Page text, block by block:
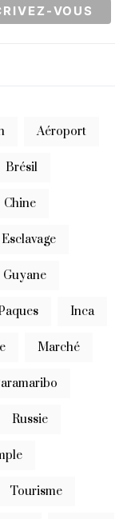
Aéroport
Brésil
Chine
Esclavage
Guyane
Inca
Marché
Paramaribo
Russie
Tourisme